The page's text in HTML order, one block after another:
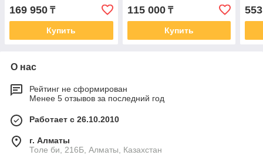
169 950 ₸
Купить
115 000₸
Купить
О нас
Рейтинг не сформирован
Менее 5 отзывов за последний год
Работает с 26.10.2010
г. Алматы
Толе би, 216Б, Алматы, Казахстан